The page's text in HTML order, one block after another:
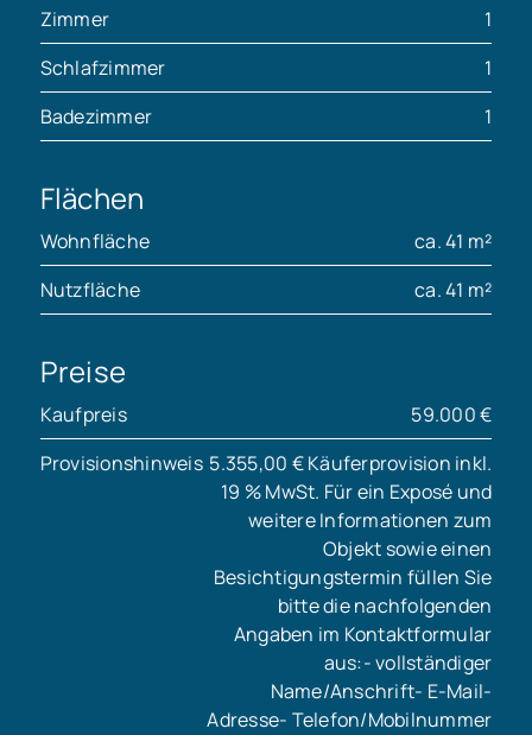
Zimmer
1
Schlafzimmer
1
Badezimmer
1
Flächen
Wohnfläche
ca. 41 m²
Nutzfläche
ca. 41 m²
Preise
Kaufpreis
59.000 €
Provisionshinweis 5.355,00 € Käuferprovision inkl.
19 % MwSt. Für ein Exposé und
weitere Informationen zum
Objekt sowie einen
Besichtigungstermin füllen Sie
bitte die nachfolgenden
Angaben im Kontaktformular
aus:- vollständiger
Name/Anschrift- E-Mail-
Adresse- Telefon/Mobilnummer